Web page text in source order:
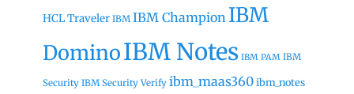
HCL Traveler IBM IBM Champion IBM
DominoIBM Notes IBM PAM IBM
Security IBM Security Verify ibm_maas360ibm_notes